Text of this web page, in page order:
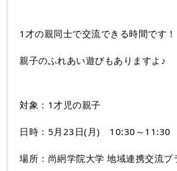
1才の親同士で交流できる時間です！
親子のふれあい遊びもありますよ♪
対象：1才児の親子
日時：5月23日(月)　10:30～11:30
場所：尚絅学院大学 地域連携交流プ